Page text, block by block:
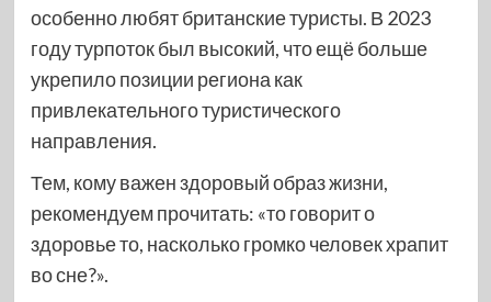
особенно любят британские туристы. В 2023
году турпоток был высокий, что ещё больше
укрепило позиции региона как
привлекательного туристического
направления.
Тем, кому важен здоровый образ жизни,
рекомендуем прочитать: «то говорит о
здоровье то, насколько громко человек храпит
во сне?».